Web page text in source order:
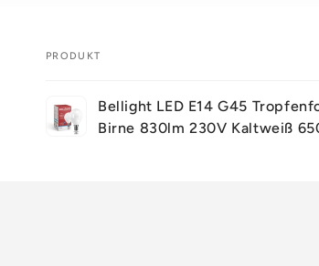
Warenkorb
PRODUKT
Bellight LED E14 G45
Birne 830lm 230V Kaltweiß